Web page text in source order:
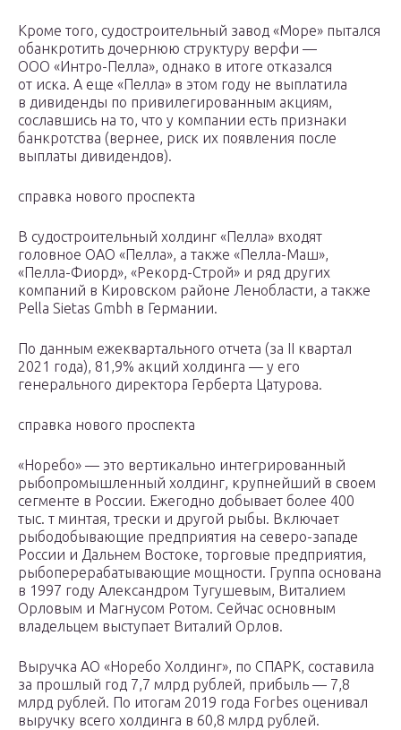
Кроме того, судостроительный завод «Море» пытался
обанкротить дочернюю структуру верфи —
ООО «Интро-Пелла», однако в итоге отказался
от иска. А еще «Пелла» в этом году не выплатила
в дивиденды по привилегированным акциям,
сославшись на то, что у компании есть признаки
банкротства (вернее, риск их появления после
выплаты дивидендов).
справка нового проспекта
В судостроительный холдинг «Пелла» входят
головное ОАО «Пелла», а также «Пелла-Маш»,
«Пелла-Фиорд», «Рекорд-Строй» и ряд других
компаний в Кировском районе Ленобласти, а также
Pella Sietas Gmbh в Германии.
По данным ежеквартального отчета (за II квартал
2021 года), 81,9% акций холдинга — у его
генерального директора Герберта Цатурова.
справка нового проспекта
«Норебо» — это вертикально интегрированный
рыбопромышленный холдинг, крупнейший в своем
сегменте в России. Ежегодно добывает более 400
тыс. т минтая, трески и другой рыбы. Включает
рыбодобывающие предприятия на северо-западе
России и Дальнем Востоке, торговые предприятия,
рыбоперерабатывающие мощности. Группа основана
в 1997 году Александром Тугушевым, Виталием
Орловым и Магнусом Ротом. Сейчас основным
владельцем выступает Виталий Орлов.
Выручка АО «Норебо Холдинг», по СПАРК, составила
за прошлый год 7,7 млрд рублей, прибыль — 7,8
млрд рублей. По итогам 2019 года Forbes оценивал
выручку всего холдинга в 60,8 млрд рублей.